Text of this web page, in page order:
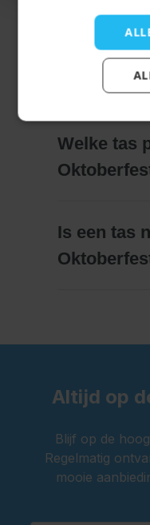
Waarom
Welke tas
Is een tas
Altijd op
Blijf op de
Regelmatig
mooie